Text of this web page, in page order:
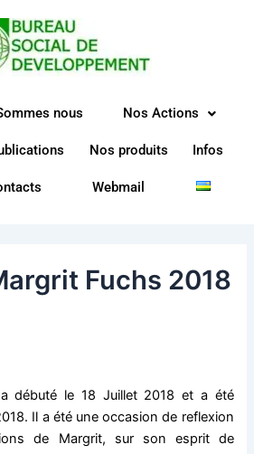
nous Nos Actions
Nos produits Infos
Webmail
Fuchs 2018
débuté le 18 Juillet 2018 et a été
Il a été une occasion de reflexion
de Margrit, sur son esprit de